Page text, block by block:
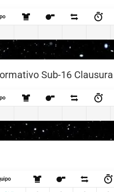
Sub-16 Clausura